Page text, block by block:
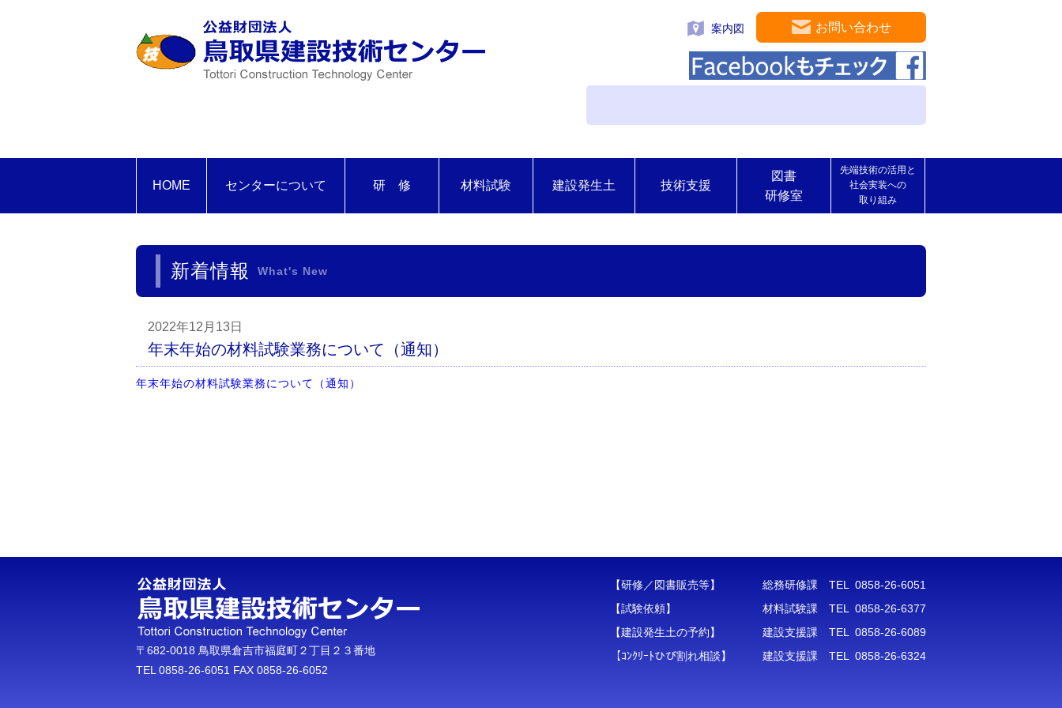
案内図 お問い合わせ
HOME センターについて 研 修 材料試験 建設発生土 技術支援
図書
研修室
先端技術の活用と
社会実装への
取り組み
新着情報 What's New
2022年12月13日
年末年始の材料試験業務について（通知）
年末年始の材料試験業務について（通知）
〒682-0018 鳥取県倉吉市福庭町２丁目２３番地
TEL 0858-26-6051 FAX 0858-26-6052
総務研修課 TEL 0858-26-6051
【研修／図書販売等】
材料試験課 TEL 0858-26-6377
【試験依頼】
建設支援課 TEL 0858-26-6089
【建設発生土の予約】
建設支援課 TEL 0858-26-6324
【ｺﾝｸﾘｰﾄひび割れ相談】